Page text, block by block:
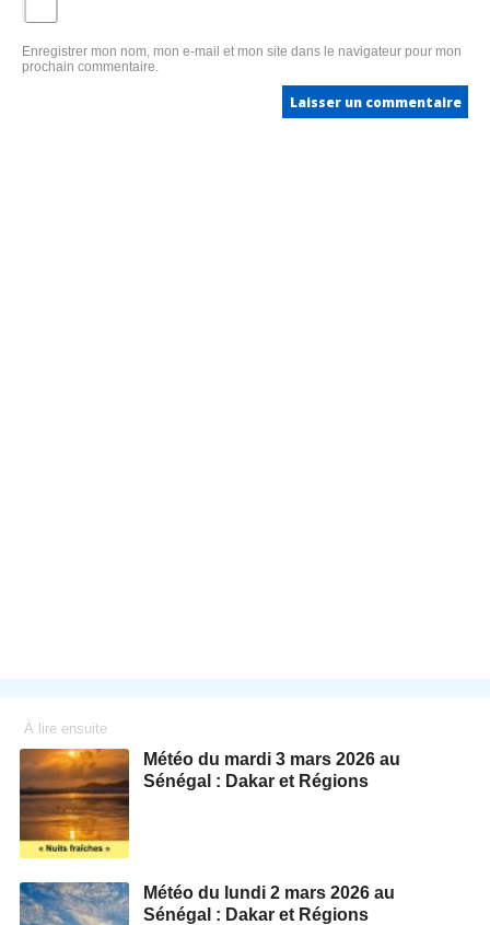
Enregistrer mon nom, mon e-mail et mon site dans le navigateur pour mon
prochain commentaire.
À lire ensuite
Météo du mardi 3 mars 2026 au
Sénégal : Dakar et Régions
Météo du lundi 2 mars 2026 au
Sénégal : Dakar et Régions